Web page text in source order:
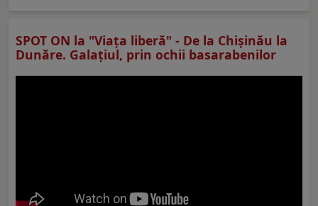
SPOT ON la "Viaţa liberă" - De la Chișinău la
Dunăre. Galațiul, prin ochii basarabenilor